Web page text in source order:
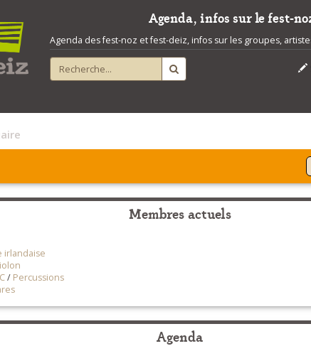
Agenda, infos sur le fest-
Agenda des fest-noz et fest-deiz, infos sur les groupes,
Membres actuels
irlandaise
/ Percussions
Agenda